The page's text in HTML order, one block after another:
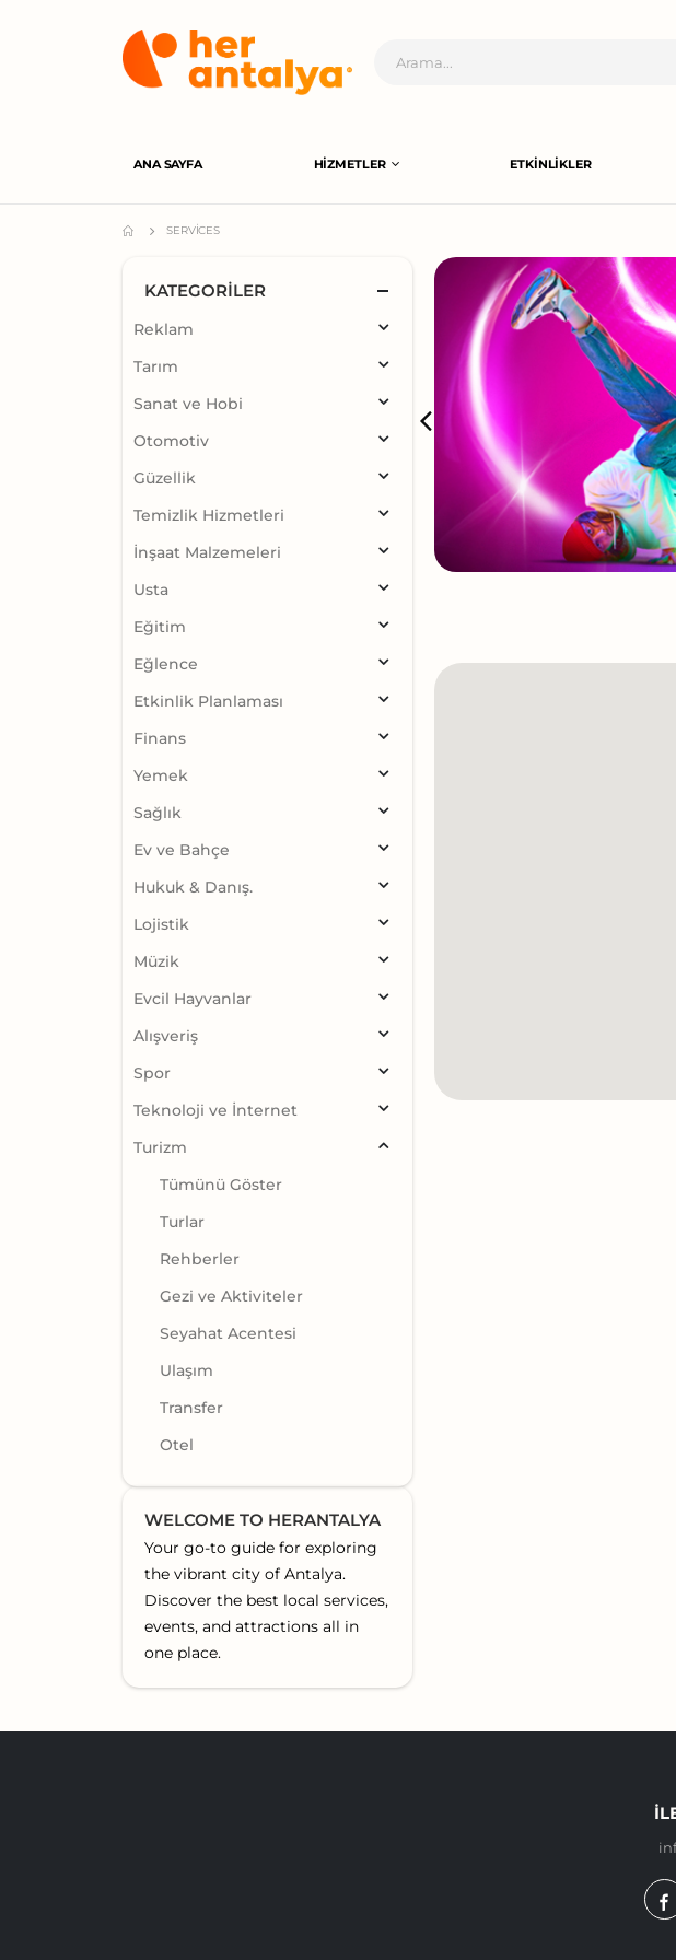
ANA SAYFA HIZMETLER ETKINLIKLER
SERVICES
KATEGORILER
Reklam
Tarım
Sanat ve Hobi
Otomotiv
Güzellik
Temizlik Hizmetleri
İnşaat Malzemeleri
Usta
Eğitim
Eğlence
Etkinlik Planlaması
Finans
Yemek
Sağlık
Ev ve Bahçe
Hukuk & Danış.
Lojistik
Müzik
Evcil Hayvanlar
Alışveriş
Spor
Teknoloji ve İnternet
Turizm
Tümünü Göster
Turlar
Rehberler
Gezi ve Aktiviteler
Seyahat Acentesi
Ulaşım
Transfer
Otel
WELCOME TO HERANTALYA
Your go-to guide for exploring
the vibrant city of Antalya.
Discover the best local services,
events, and attractions all in
one place.